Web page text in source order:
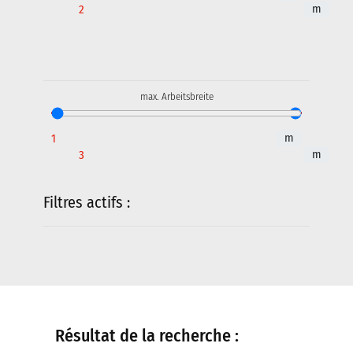
m
max. Arbeitsbreite
m
m
Filtres actifs :
Résultat de la recherche :